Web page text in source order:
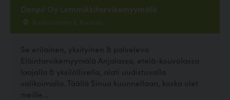
Danpii Oy Lemmikkitarvikemyymälä
Ruokosuontie 3, Kouvola
Se erilainen, yksityinen & palveleva
Eläintarvikemyymälä Anjalassa, etelä-kouvolassa
laajalla & yksilöllisella, alati uudistuvalla
valikoimalla. Täällä Sinua kuunnellaan, koska olet
meille...